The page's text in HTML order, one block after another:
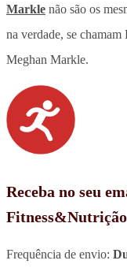
Markle não são os
na verdade, se
Meghan Markle.
Receba no seu
Fitness&Nutrição
Frequência de envio: